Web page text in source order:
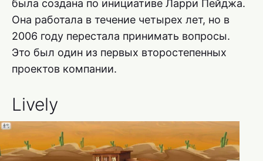
была создана по инициативе Ларри Пейджа.
Она работала в течение четырех лет, но в
2006 году перестала принимать вопросы.
Это был один из первых второстепенных
проектов компании.
Lively